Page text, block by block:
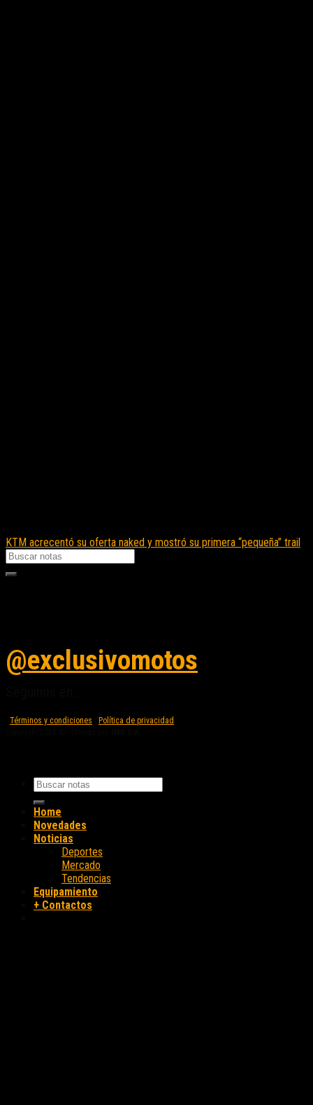
KTM acrecentó su oferta naked y mostró su primera “pequeña” trail
@exclusivomotos
Términos y condiciones
Política de privacidad
Home
Novedades
Noticias
Deportes
Mercado
Tendencias
Equipamiento
+ Contactos